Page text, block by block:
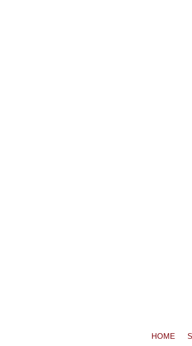
HOME